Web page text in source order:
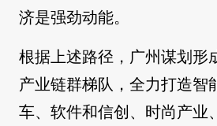
济是强劲动能。
根据上述路径，广州谋划形
产业链群梯队，全力打造智
车、软件和信创、时尚产业